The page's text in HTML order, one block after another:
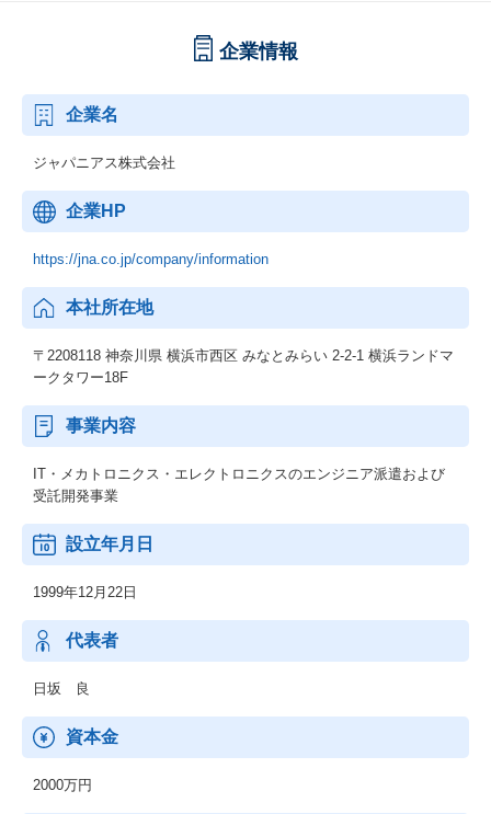
デリングや解析などを学びます。
アナログ・デジタル回路設計、マイコン制御、基板組み立てや半
田技術などを学びます。
CATIA、NX、SolidWorks、Creo、Inventor、OrCADなど
Abaqus、ANSYS、HyperWorks、MATLABなど
＜IRニュース＞
■ジャパニアス、AGEST社とエンジニアリング技術・リソースの
相互支援など広範囲な事業提携契約を締結
https://contents.xj-storage.jp/xcontents/AS04773/2e2dc744/7e95/4
d1b/afe0/3a9060f61511/140120231023569722.pdf
■ラジオNIKKEI「ザ・マネー～火曜日 櫻井英明のかぶてつ」に出
演しました
https://www.radionikkei.jp/themoney/20230801.html
https://contents.xj-storage.jp/xcontents/AS04773/7f229ef7/e357/46
db/b26b/960f09c0619d/140120231030573860.pdf
企業情報
企業名
ジャパニアス株式会社
企業HP
https://jna.co.jp/company/information
本社所在地
〒2208118 神奈川県 横浜市西区 みなとみらい 2-2-1 横浜ランドマ
ークタワー18F
事業内容
IT・メカトロニクス・エレクトロニクスのエンジニア派遣および
受託開発事業
設立年月日
1999年12月22日
代表者
日坂 良
資本金
2000万円